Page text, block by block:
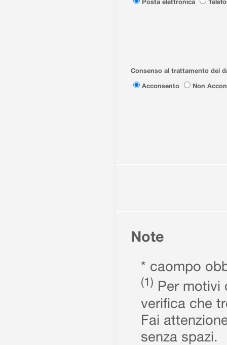
Posta elettronica
Consenso al trattamento dei
Acconsento
Non
Note
* caompo
(1) Per motivi
verifica che
Fai
senza spazi.